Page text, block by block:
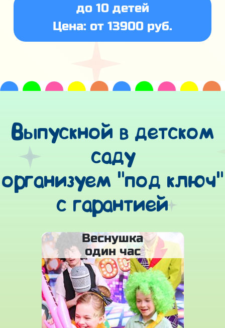
до 10 детей
Цена: от 13900 руб.
Выпускной в детском
саду
организуем "под ключ"
с гарантией
Веснушка
один час